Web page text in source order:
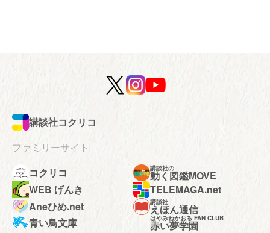
講談社コクリコ
ファミリーサイト
コクリコ
講談社の
動く図鑑MOVE
WEB げんき
TELEMAGA.net
Aneひめ.net
講談社
えほん通信
青い鳥文庫
はやみねかおる FAN CLUB
赤い夢学園